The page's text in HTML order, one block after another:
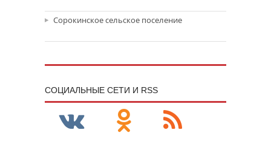
Сорокинское сельское поселение
CОЦИАЛЬНЫЕ СЕТИ И RSS